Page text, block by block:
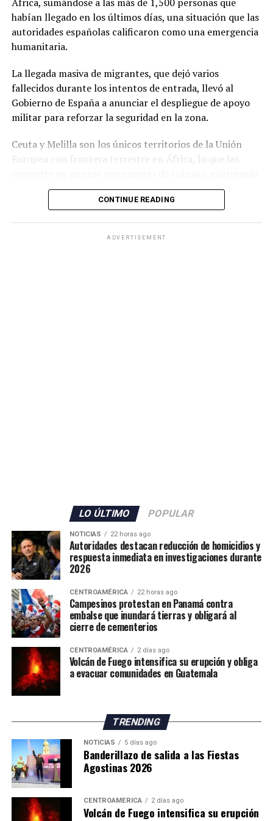
afirmaron que “quien ataque a la República Argentina
no es bienvenido en nuestro país”.
La normativa deberá ahora pasar por la revisión del
su continuidad.
habían llegado en los últimos días, una situación que las
autoridades españolas calificaron como una emergencia
humanitaria.
La llegada masiva de migrantes, que dejó varios
fallecidos durante los intentos de entrada, llevó al
Gobierno de España a anunciar el despliegue de apoyo
militar para reforzar la seguridad en la zona.
Ceuta y Melilla son los únicos territorios de la Unión
Europea con frontera terrestre en África, lo que las
hacia Europa.
agentes adicionales, que se sumarán a los 80 efectivos ya
Además, las autoridades anunciaron el envío de grupos
de buceadores y embarcaciones del Servicio Marítimo de
la Guardia Civil para apoyar las labores de vigilancia y
respuesta ante nuevos intentos de ingreso irregular.
La situación mantiene en alerta a las autoridades
españolas, mientras continúan las gestiones para
atender la emergencia migratoria y reforzar el control
fronterizo.
CONTINUE READING
ADVERTISEMENT
LO ÚLTIMO POPULAR
NOTICIAS 22 horas ago
Autoridades destacan reducción de homicidios y
respuesta inmediata en investigaciones durante
2026
CENTROAMÉRICA 22 horas ago
Campesinos protestan en Panamá contra
embalse que inundará tierras y obligará al
cierre de cementerios
CENTROAMÉRICA 2 días ago
Volcán de Fuego intensifica su erupción y obliga
a evacuar comunidades en Guatemala
TRENDING
NOTICIAS 5 días ago
Banderillazo de salida a las Fiestas
Agostinas 2026
CENTROAMÉRICA 2 días ago
Volcán de Fuego intensifica su erupción